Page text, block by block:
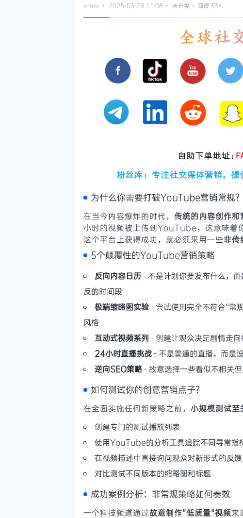
emer 2025-03-25 11:08 未分类 阅读 334
为什么你需要打破YouTube营销常规？
在当今内容爆炸的时代， 传统的内容创作和
小时的视频被上传到YouTube，这意味着
这个平台上获得成功，就必须采用一些非传
5个颠覆性的YouTube营销策略
反向内容日历 - 不是计划你要发布什么，
反的时间段
极端缩略图实验 - 尝试使用完全不符合"常
风格
互动式视频系列 - 创建让观众决定剧情走
24小时直播挑战 - 不是普通的直播，而是
逆向SEO策略 - 故意选择一些看似不相关
如何测试你的创意营销点子？
在全面实施任何新策略之前， 小规模测试至
创建专门的测试播放列表
使用YouTube的分析工具追踪不同寻常指
在视频描述中直接询问观众对新形式的反馈
对比测试不同版本的缩略图和标题
成功案例分析：非常规策略如何奏效
一个科技频道通过故意制作"低质量"视频来